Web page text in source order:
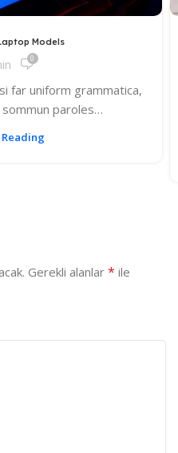
Models
0
far uniform grammatica,
paroles…
Gerekli alanlar * ile